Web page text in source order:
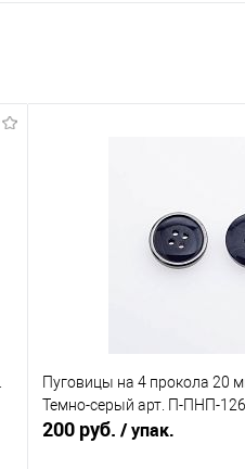
Пуговицы на 4 прокола 20
Темно-серый арт. П-ПНП-
200 руб. / упак.